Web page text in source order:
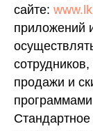
сайте:
приложений
продажи и